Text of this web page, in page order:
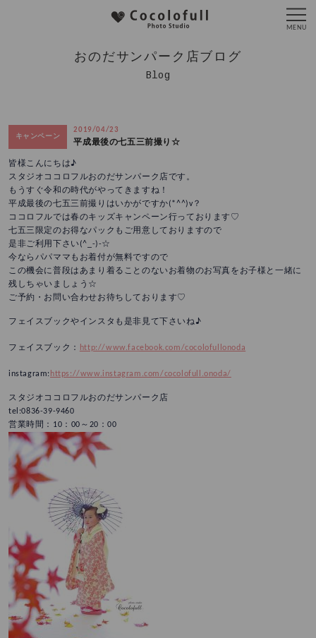
おのだサンパーク店ブログ
Blog
キャンペーン
2019/04/23
平成最後の七五三前撮り☆
皆様こんにちは♪
スタジオココロフルおのだサンパーク店です。
もうすぐ令和の時代がやってきますね！
平成最後の七五三前撮りはいかがですか(*^^)v？
ココロフルでは春のキッズキャンペーン行っております♡
七五三限定のお得なパックもご用意しておりますので
是非ご利用下さい(^_-)-☆
今ならパパママもお着付が無料ですので
この機会に普段はあまり着ることのないお着物のお写真をお子様と一緒に
残しちゃいましょう☆
ご予約・お問い合わせお待ちしております♡
フェイスブックやインスタも是非見て下さいね♪
フェイスブック： http://www.facebook.com/cocolofullonoda
instagram: https://www.instagram.com/cocolofull.onoda/
スタジオココロフルおのだサンパーク店
tel:0836-39-9460
営業時間：10：00～20：00